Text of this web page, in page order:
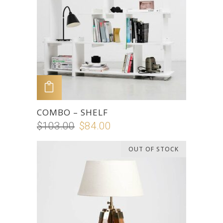
COMBO – SHELF
$103.00 $84.00
OUT OF STOCK